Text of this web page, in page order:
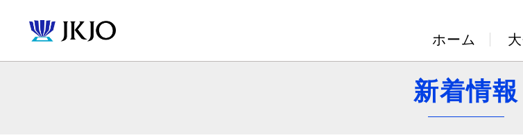
ホーム
新着情報